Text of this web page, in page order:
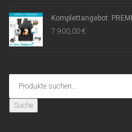
Komplettangebot:
7.900,00 €
Suche